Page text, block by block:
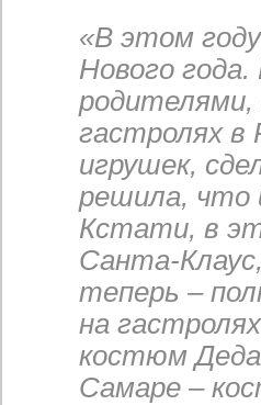
«В этом
Нового
гастролях в
игрушек,
решила, что
Кстати, в
Санта-
теперь –
на
костюм
Самаре –